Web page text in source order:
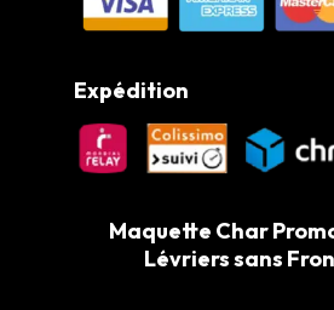
Expédition
Maquette Char
Lévriers sans